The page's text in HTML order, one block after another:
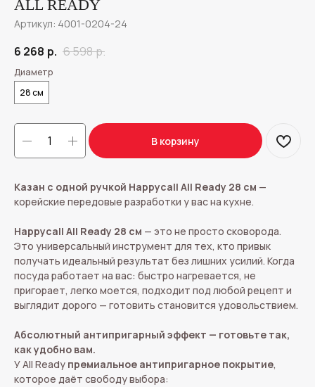
ALL READY
Артикул: 4001-0204-24
6 268 р. 6 598р.
Диаметр
28 см
В корзину
Казан с одной ручкой Happycall All Ready 28 см —
корейские передовые разработки у вас на кухне.
Happycall All Ready 28 см — это не просто сковорода.
Это универсальный инструмент для тех, кто привык
получать идеальный результат без лишних усилий. Когда
посуда работает на вас: быстро нагревается, не
пригорает, легко моется, подходит под любой рецепт и
выглядит дорого — готовить становится удовольствием.
Абсолютный антипригарный эффект — готовьте так,
как удобно вам.
У All Ready премиальное антипригарное покрытие,
которое даёт свободу выбора: